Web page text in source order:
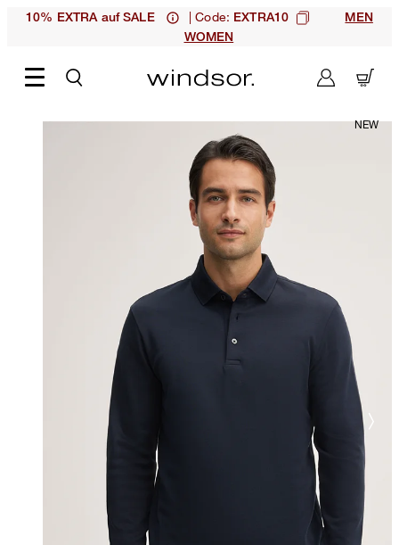
10% EXTRA auf SALE | Code: EXTRA10
MEN
WOMEN